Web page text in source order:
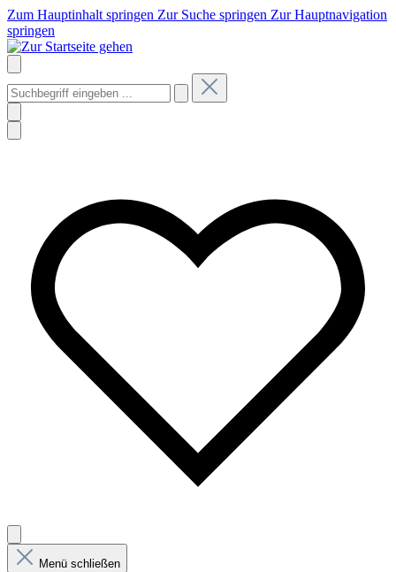
Zum Hauptinhalt springen Zur Suche springen Zur Hauptnavigation
springen
Menü schließen